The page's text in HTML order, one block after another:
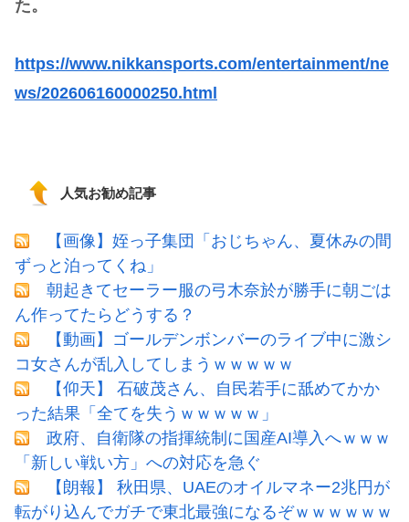
た。
https://www.nikkansports.com/entertainment/ne
ws/202606160000250.html
人気お勧め記事
【画像】姪っ子集団「おじちゃん、夏休みの間
ずっと泊ってくね」
朝起きてセーラー服の弓木奈於が勝手に朝ごは
ん作ってたらどうする？
【動画】ゴールデンボンバーのライブ中に激シ
コ女さんが乱入してしまうｗｗｗｗｗ
【仰天】 石破茂さん、自民若手に舐めてかか
った結果「全てを失うｗｗｗｗｗ」
政府、自衛隊の指揮統制に国産AI導入へｗｗｗ
「新しい戦い方」への対応を急ぐ
【朗報】 秋田県、UAEのオイルマネー2兆円が
転がり込んでガチで東北最強になるぞｗｗｗｗｗｗ